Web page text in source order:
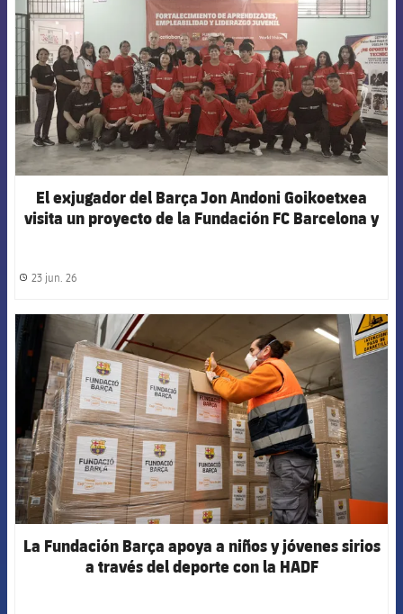
El exjugador del Barça Jon Andoni Goikoetxea
visita un proyecto de la Fundación FC Barcelona y
label.share.clock
23 jun. 26
FCB Barcelona badge
La Fundación Barça apoya a niños y jóvenes sirios
a través del deporte con la HADF